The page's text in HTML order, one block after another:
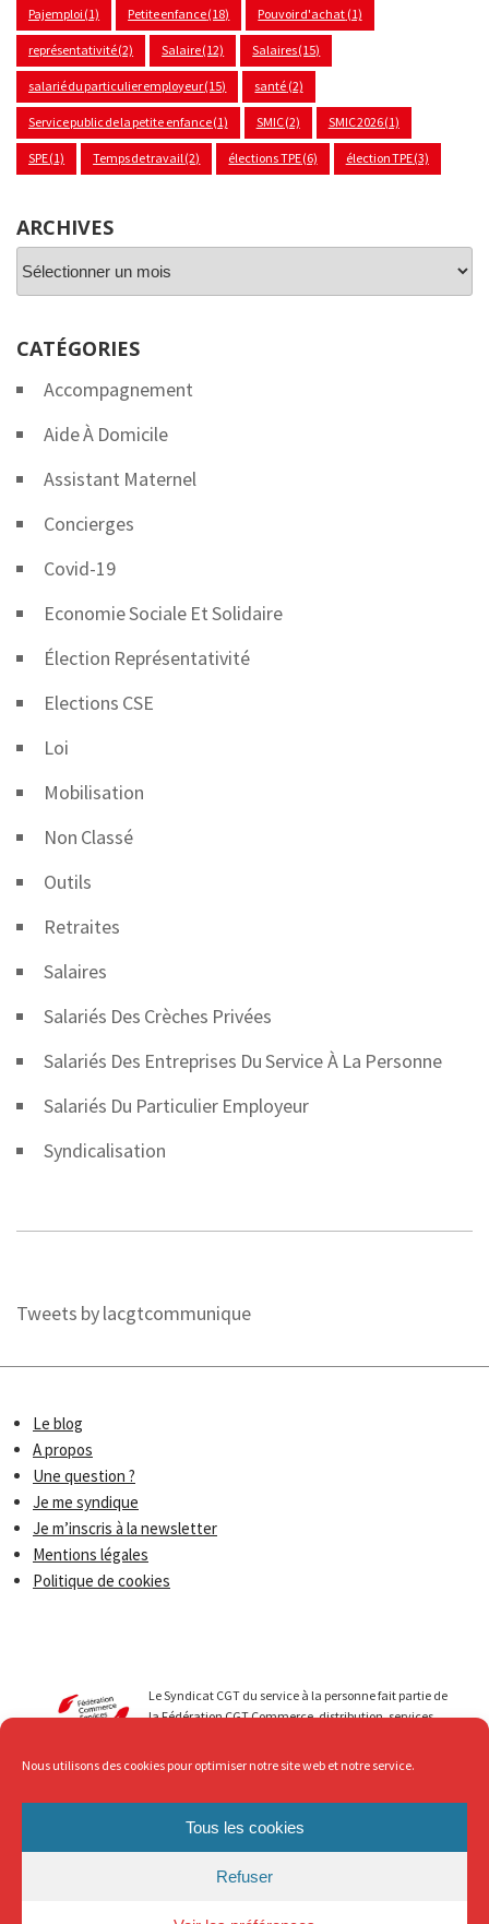
Nous utilisons des cookies pour optimiser notre site web et notre service.
Tous les cookies
Refuser
Pajemploi (1) Petite enfance(18) Pouvoir d'achat (1)
représentativité(2) Salaire(12) Salaires(15)
salarié du particulier employeur(15) santé (2)
Service public de la petite enfance(1) SMIC(2) SMIC 2026(1)
SPE(1) Temps de travail(2) élections TPE(6) élection TPE(3)
ARCHIVES
CATÉGORIES
Accompagnement
Aide À Domicile
Assistant Maternel
Concierges
Covid-19
Economie Sociale Et Solidaire
Élection Représentativité
Elections CSE
Loi
Mobilisation
Non Classé
Outils
Retraites
Salaires
Salariés Des Crèches Privées
Salariés Des Entreprises Du Service À La Personne
Salariés Du Particulier Employeur
Syndicalisation
Tweets by lacgtcommunique
Le blog
A propos
Une question ?
Je me syndique
Je m’inscris à la newsletter
Mentions légales
Politique de cookies
Le Syndicat CGT du service à la personne fait partie de
la Fédération CGT Commerce, distribution, services.